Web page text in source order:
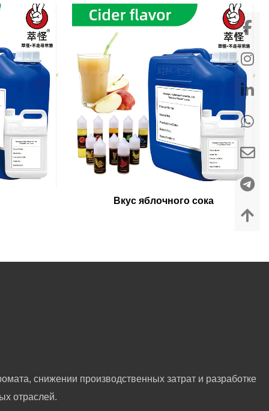
Вкус яблочного сока
снижении производственных затрат и разработке
отраслей.